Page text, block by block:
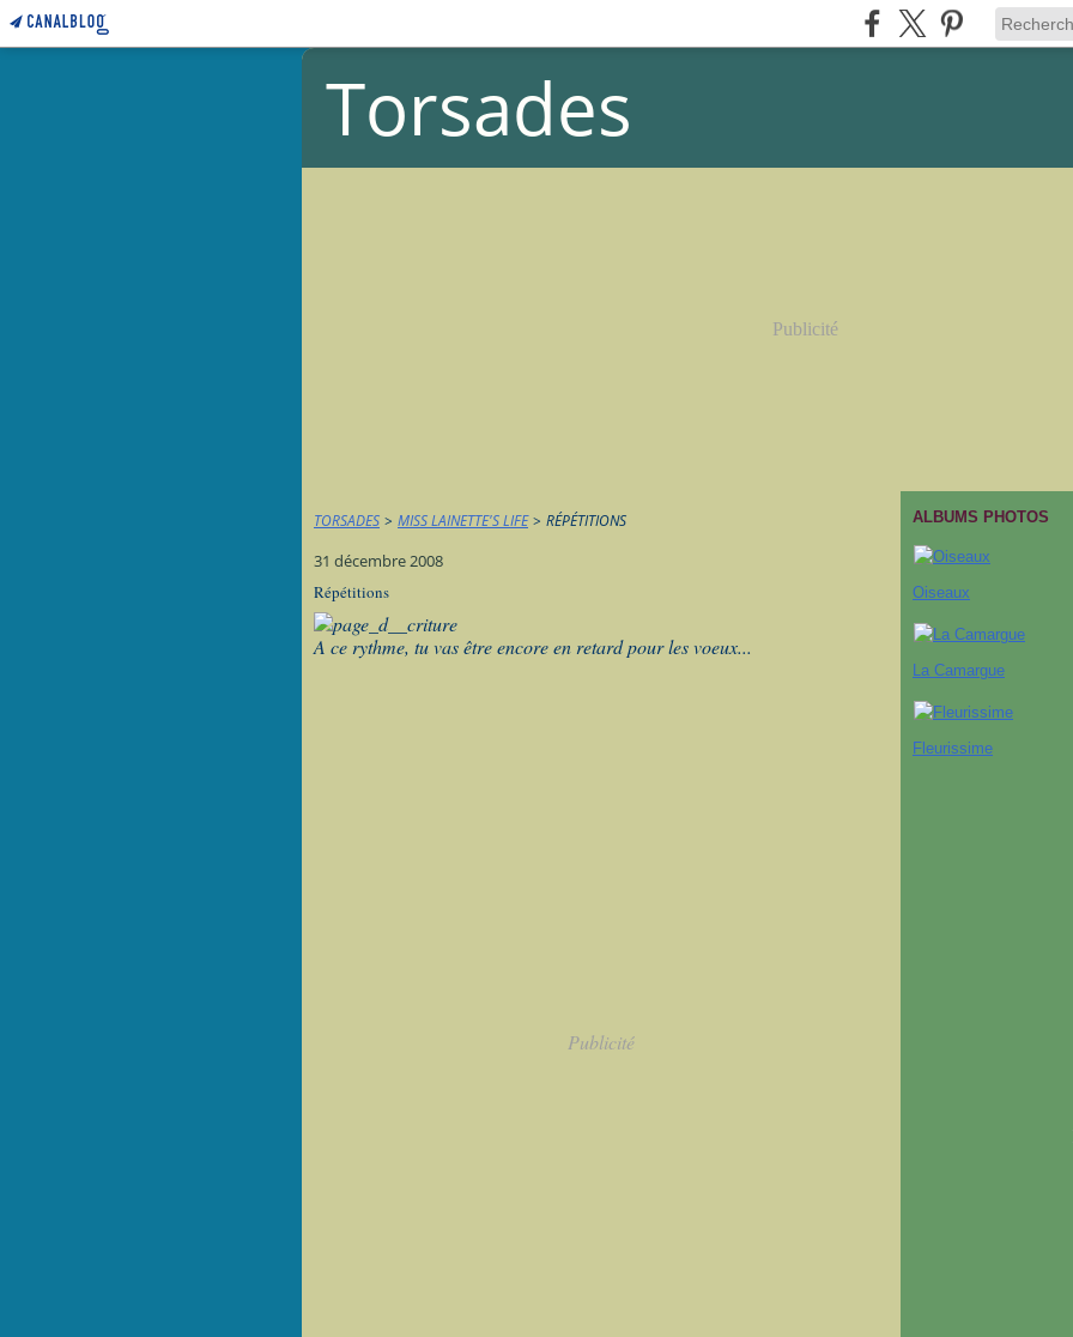
Torsades
Publicité
TORSADES > MISS LAINETTE'S LIFE > RÉPÉTITIONS
31 décembre 2008
Répétitions
A ce rythme, tu vas être encore en retard pour les voeux...
Publicité
ALBUMS PHOTOS
Oiseaux
La Camargue
Fleurissime